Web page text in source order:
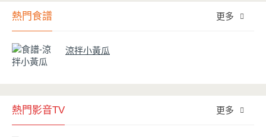
熱門食譜 更多
涼拌小黃瓜
熱門影音TV 更多